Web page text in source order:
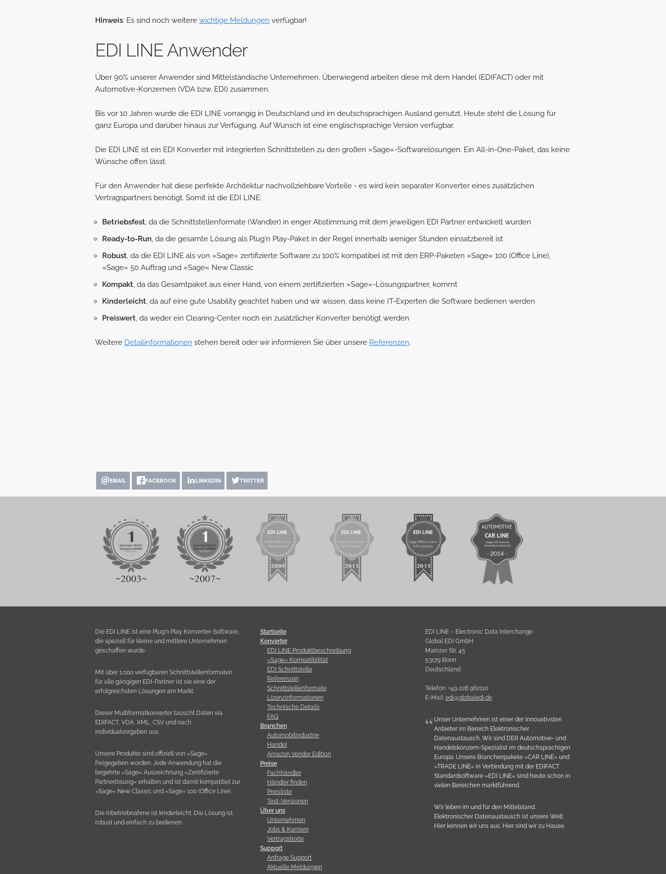
Hinweis: Es sind noch weitere wichtige Meldungen verfügbar!
EDI LINE Anwender
Über 90% unserer Anwender sind Mittelständische Unternehmen. Überwiegend arbeiten diese mit dem Handel (EDIFACT) oder mit
Automotive-Konzernen (VDA bzw. EDI) zusammen.
Bis vor 10 Jahren wurde die EDI LINE vorrangig in Deutschland und im deutschsprachigen Ausland genutzt. Heute steht die Lösung für
ganz Europa und darüber hinaus zur Verfügung. Auf Wunsch ist eine englischsprachige Version verfügbar.
Die EDI LINE ist ein EDI Konverter mit integrierten Schnittstellen zu den großen »Sage«-Softwarelösungen. Ein All-in-One-Paket, das keine
Wünsche offen lässt.
Für den Anwender hat diese perfekte Architektur nachvollziehbare Vorteile - es wird kein separater Konverter eines zusätzlichen
Vertragspartners benötigt. Somit ist die EDI LINE:
Betriebsfest, da die Schnittstellenformate (Wandler) in enger Abstimmung mit dem jeweiligen EDI Partner entwickelt wurden
Ready-to-Run, da die gesamte Lösung als Plug'n Play-Paket in der Regel innerhalb weniger Stunden einsatzbereit ist
Robust, da die EDI LINE als von »Sage« zertifizierte Software zu 100% kompatibel ist mit den ERP-Paketen »Sage« 100 (Office Line),
»Sage« 50 Auftrag und »Sage« New Classic
Kompakt, da das Gesamtpaket aus einer Hand, von einem zertifizierten »Sage«-Lösungspartner, kommt
Kinderleicht, da auf eine gute Usability geachtet haben und wir wissen, dass keine IT-Experten die Software bedienen werden
Preiswert, da weder ein Clearing-Center noch ein zusätzlicher Konverter benötigt werden
Weitere Detailinformationen stehen bereit oder wir informieren Sie über unsere Referenzen.
EMAIL FACEBOOK LINKEDIN TWITTER
Die EDI LINE ist eine Plug'n Play Konverter-Software,
die speziell für kleine und mittlere Unternehmen
geschaffen wurde.
Mit über 1.000 verfügbaren Schnittstellenformaten
für alle gängigen EDI-Partner ist sie eine der
erfolgreichsten Lösungen am Markt.
Dieser Multiformatkonverter tauscht Daten via
EDIFACT, VDA, XML, CSV und nach
Individualvorgaben aus.
Unsere Produkte sind offiziell von »Sage«
freigegeben worden. Jede Anwendung hat die
begehrte »Sage« Auszeichnung »Zertifizierte
Partnerlösung« erhalten und ist damit kompatibel zur
»Sage« New Classic und »Sage« 100 (Office Line).
Die Inbetriebnahme ist kinderleicht. Die Lösung ist
robust und einfach zu bedienen.
Startseite
Konverter
EDI LINE Produktbeschreibung
»Sage« Kompatibilität
EDI Schnittstelle
Referenzen
Schnittstellenformate
Lizenzinformationen
Technische Details
FAQ
Branchen
Automobilindustrie
Handel
Amazon Vendor Edition
Preise
Fachhändler
Händler finden
Preisliste
Test-Versionen
Über uns
Unternehmen
Jobs & Karriere
Vertragstexte
Support
Anfrage Support
Aktuelle Meldungen
EDI LINE – Electronic Data Interchange
Global EDI GmbH
Mainzer Str. 45
53179 Bonn
Deutschland
Telefon: +49 228 962110
E-Mail: edi@globa ledi.de
Unser Unternehmen ist einer der innovativsten
Anbieter im Bereich Elektronischer
Datenaustausch. Wir sind DER Automotive- und
Handelskonzern-Spezialist im deutschsprachigen
Europa. Unsere Branchenpakete »CAR LINE« und
»TRADE LINE« in Verbindung mit der EDIFACT
Standardsoftware »EDI LINE« sind heute schon in
vielen Bereichen marktführend.
Wir leben im und für den Mittelstand.
Elektronischer Datenaustausch ist unsere Welt.
Hier kennen wir uns aus. Hier sind wir zu Hause.